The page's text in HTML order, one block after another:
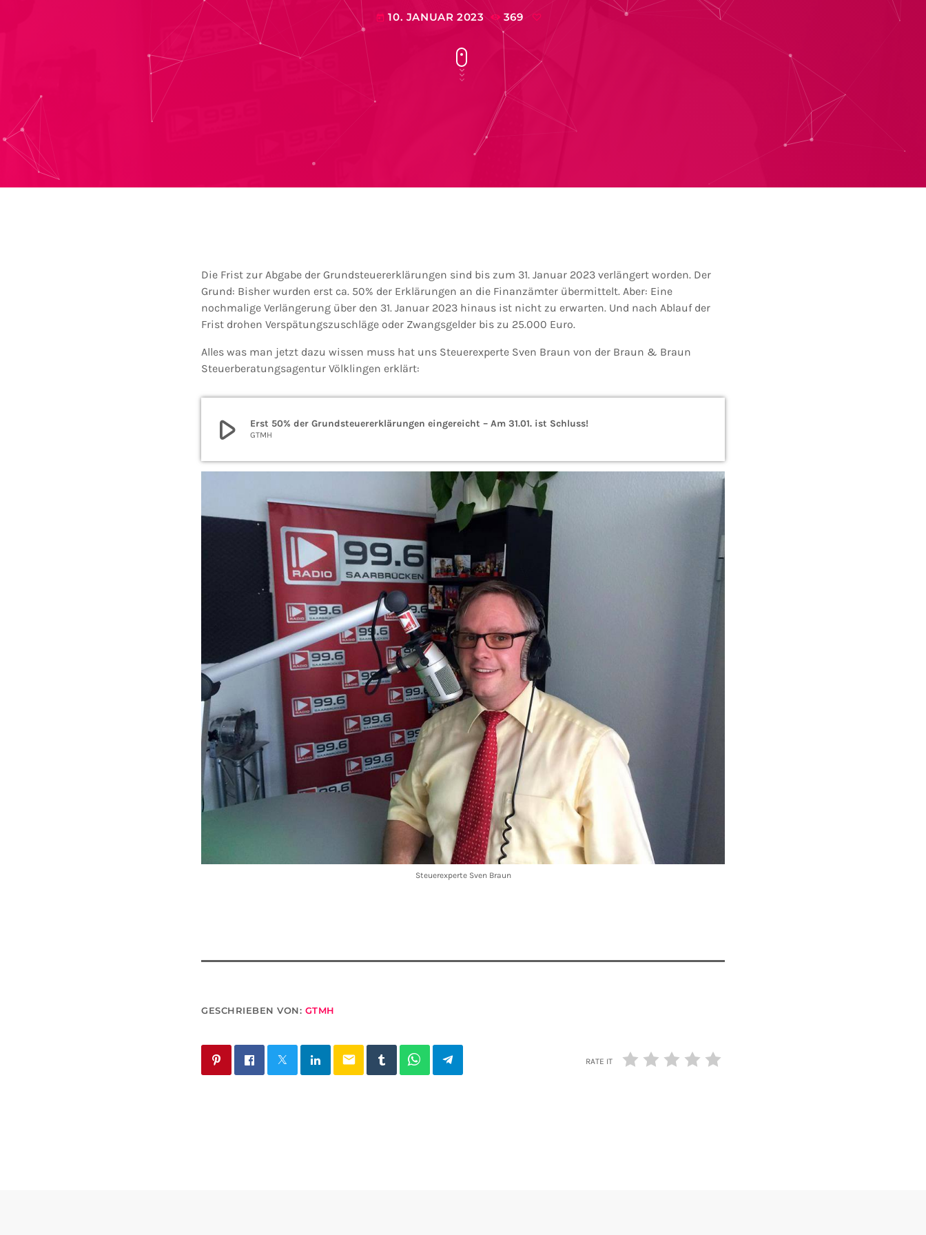
today 10. JANUAR 2023 369
Die Frist zur Abgabe der Grundsteuererklärungen sind bis zum 31. Januar 2023 verlängert worden. Der
Grund: Bisher wurden erst ca. 50% der Erklärungen an die Finanzämter übermittelt. Aber: Eine
nochmalige Verlängerung über den 31. Januar 2023 hinaus ist nicht zu erwarten. Und nach Ablauf der
Frist drohen Verspätungszuschläge oder Zwangsgelder bis zu 25.000 Euro.
Alles was man jetzt dazu wissen muss hat uns Steuerexperte Sven Braun von der Braun & Braun
Steuerberatungsagentur Völklingen erklärt:
play_arrow Erst 50% der Grundsteuererklärungen eingereicht – Am 31.01. ist Schluss!
GTMH
Steuerexperte Sven Braun
GESCHRIEBEN VON: GTMH
email RATE IT